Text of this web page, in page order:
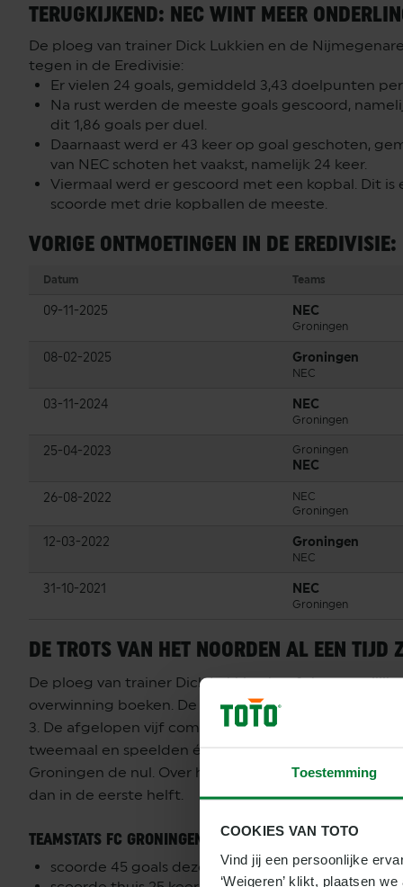
Toestemming
COOKIES VAN TOTO
Vind jij een persoonlijke
‘Weigeren’ klikt, plaatsen
TERUGKIJKEND: NEC WINT MEER
De ploeg van trainer Dick Lukkien en de
tegen in de Eredivisie:
Er vielen 24 goals, gemiddeld 3,43 doelpunten
Na rust werden de meeste goals gescoord,
dit 1,86 goals per duel.
Daarnaast werd er 43 keer op goal geschoten,
van NEC schoten het vaakst, namelijk 24 keer.
Viermaal werd er gescoord met een kopbal. Dit is
scoorde met drie kopballen de meeste.
VORIGE ONTMOETINGEN IN DE EREDIVISIE:
Datum Teams
09-11-2025 NEC
Groningen
08-02-2025 Groningen
NEC
03-11-2024 NEC
Groningen
25-04-2023 Groningen
NEC
26-08-2022
NEC
Groningen
12-03-2022 Groningen
NEC
31-10-2021 NEC
Groningen
DE TROTS VAN HET NOORDEN AL EEN TIJD
De ploeg van trainer Dick Lukkien heeft het
overwinning boeken. De vorige competitiewedstrijd
3. De afgelopen vijf competitiewedstrijden wonnen
tweemaal en speelden één keer gelijk. In drie van de
Groningen de nul. Over het algemeen maakt de
dan in de eerste helft.
TEAMSTATS FC GRONINGEN:
scoorde 45 goals deze competitie in 32